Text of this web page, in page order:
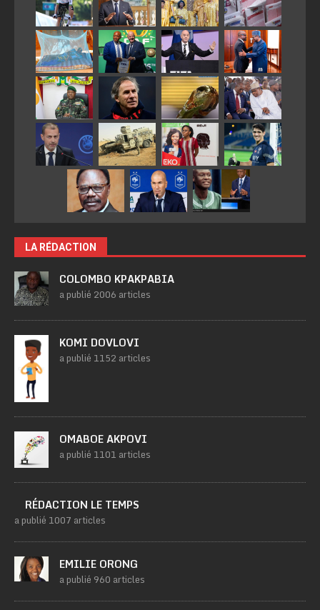
LA RÉDACTION
COLOMBO KPAKPABIA
a publié 2006 articles
KOMI DOVLOVI
a publié 1152 articles
OMABOE AKPOVI
a publié 1101 articles
RÉDACTION LE TEMPS
a publié 1007 articles
EMILIE ORONG
a publié 960 articles